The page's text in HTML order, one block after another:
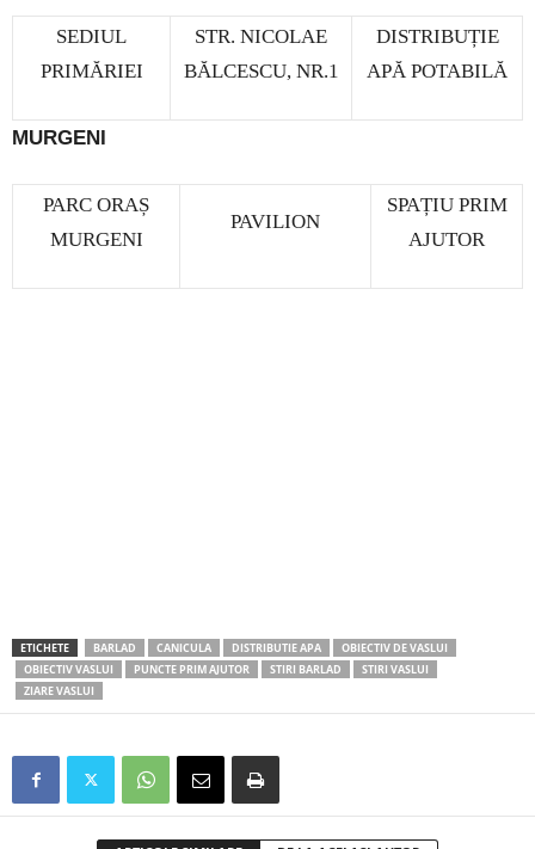
SEDIUL
PRIMĂRIEI
STR. NICOLAE
BĂLCESCU, NR.1
DISTRIBUȚIE
APĂ POTABILĂ
MURGENI
PARC ORAȘ
MURGENI
PAVILION
SPAȚIU PRIM
AJUTOR
ETICHETE BARLAD CANICULA DISTRIBUTIE APA
OBIECTIV DE VASLUI
OBIECTIV VASLUI
PUNCTE PRIM AJUTOR STIRI BARLAD
STIRI VASLUI
ZIARE VASLUI